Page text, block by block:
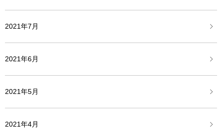
2021年7月
2021年6月
2021年5月
2021年4月